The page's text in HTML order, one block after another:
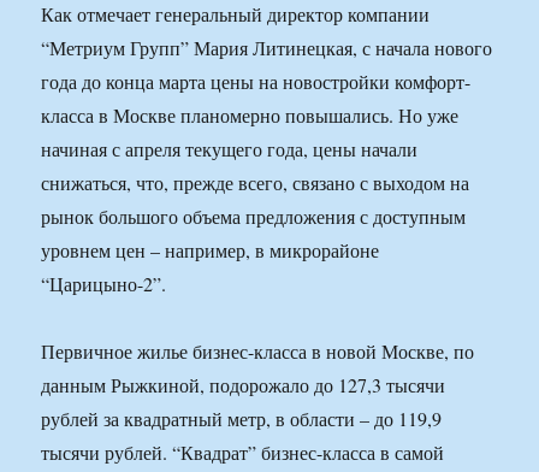
Как отмечает генеральный директор компании
“Метриум Групп” Мария Литинецкая, с начала нового
года до конца марта цены на новостройки комфорт-
класса в Москве планомерно повышались. Но уже
начиная с апреля текущего года, цены начали
снижаться, что, прежде всего, связано с выходом на
рынок большого объема предложения с доступным
уровнем цен – например, в микрорайоне
“Царицыно-2”.
Первичное жилье бизнес-класса в новой Москве, по
данным Рыжкиной, подорожало до 127,3 тысячи
рублей за квадратный метр, в области – до 119,9
тысячи рублей. “Квадрат” бизнес-класса в самой